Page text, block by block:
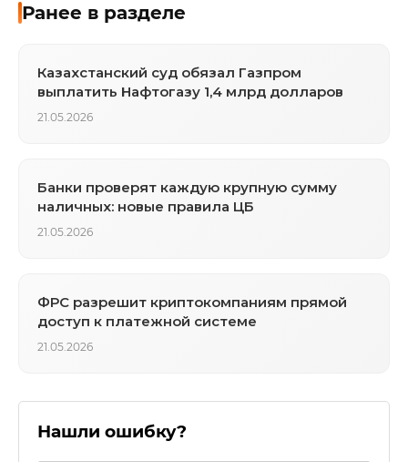
Ранее в разделе
Казахстанский суд обязал Газпром
выплатить Нафтогазу 1,4 млрд долларов
21.05.2026
Банки проверят каждую крупную сумму
наличных: новые правила ЦБ
21.05.2026
ФРС разрешит криптокомпаниям прямой
доступ к платежной системе
21.05.2026
Нашли ошибку?